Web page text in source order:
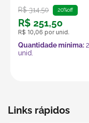
alcance e os
especializada em
R$ 314,50 20%off
R$ 251,50
R$ 10,06 por unid.
Quantidade mínima:
unid.
Links rápidos